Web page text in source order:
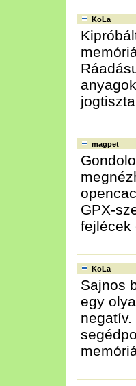
KoLa
magpet
GPX-
fejlécek
KoLa
Sajnos
egy